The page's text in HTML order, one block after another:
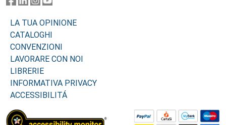
LA TUA OPINIONE
CATALOGHI
CONVENZIONI
LAVORARE CON NOI
LIBRERIE
INFORMATIVA PRIVACY
ACCESSIBILITÁ